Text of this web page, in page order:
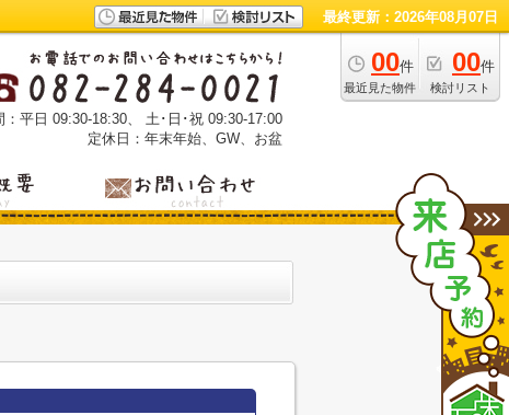
最終更新：2026年08月07日
00件
最近見た物件
00件
検討リスト
：平日 09:30-18:30、 土･日･祝 09:30-17:00
定休日：年末年始、GW、お盆